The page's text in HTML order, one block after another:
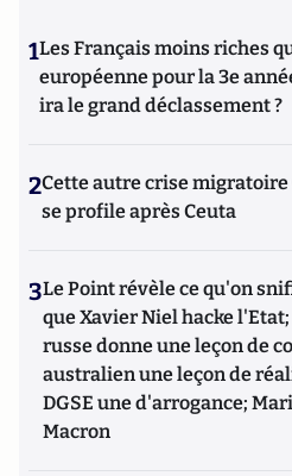
1Les Français moins riches
européenne pour la 3e
ira le grand déclassement ?
2Cette autre crise
se profile après Ceuta
3Le Point révèle ce qu'on
que Xavier Niel hacke
russe donne une leçon de
australien une leçon de
DGSE une d'arrogance;
Macron